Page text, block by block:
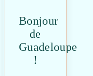
Bonjour
de
Guadeloupe
!